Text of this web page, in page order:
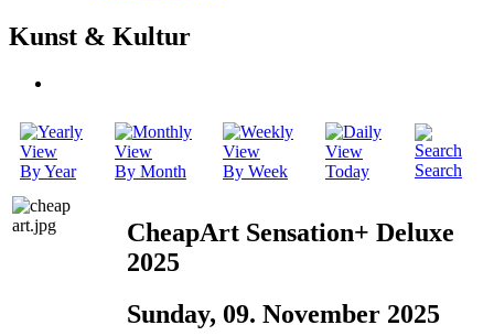
Kunst & Kultur
By Year By Month By Week Today Search
CheapArt Sensation+ Deluxe
2025
Sunday, 09. November 2025